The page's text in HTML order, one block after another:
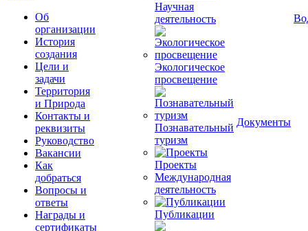
Об
организации
История
создания
Цели и
задачи
Территория
и Природа
Контакты и
реквизиты
Руководство
Вакансии
Как
добраться
Вопросы и
ответы
Награды и
сертификаты
Научная
деятельность
Экологическое
просвещение
Познавательный
туризм
Проекты
Международная
деятельность
Публикации
Документы